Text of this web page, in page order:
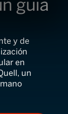
guia
y de
en
un